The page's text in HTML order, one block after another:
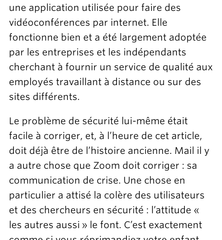
une application utilisée pour faire des
vidéoconférences par internet. Elle
fonctionne bien et a été largement adoptée
par les entreprises et les indépendants
cherchant à fournir un service de qualité aux
employés travaillant à distance ou sur des
sites différents.
Le problème de sécurité lui-même était
facile à corriger, et, à l’heure de cet article,
doit déjà être de l’histoire ancienne. Mail il y
a autre chose que Zoom doit corriger : sa
communication de crise. Une chose en
particulier a attisé la colère des utilisateurs
et des chercheurs en sécurité : l’attitude «
les autres aussi » le font. C’est exactement